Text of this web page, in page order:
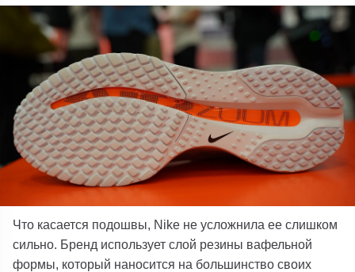
Что касается подошвы, Nike не усложнила ее слишком
сильно. Бренд использует слой резины вафельной
формы, который наносится на большинство своих